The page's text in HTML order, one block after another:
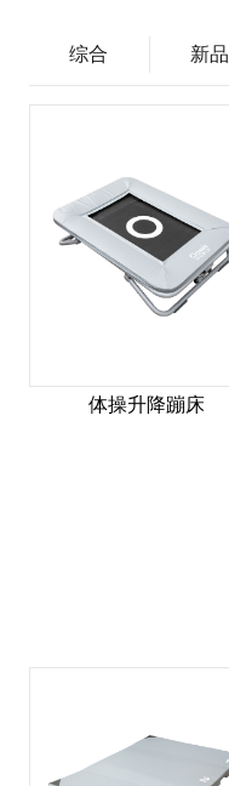
综合 新品
体操升降蹦床